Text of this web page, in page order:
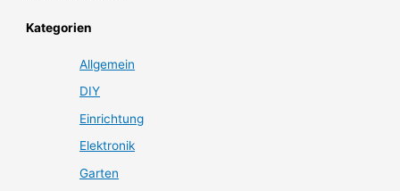
Kategorien
Allgemein
DIY
Einrichtung
Elektronik
Garten